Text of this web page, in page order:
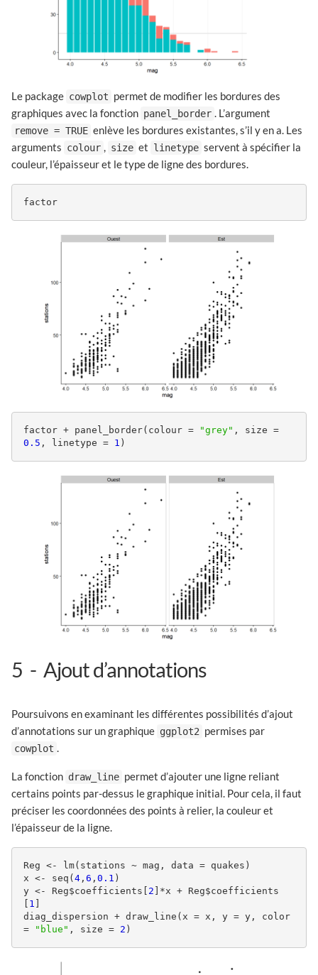
Le package cowplot permet de modifier les bordures des
graphiques avec la fonction panel_border . L’argument
remove = TRUE enlève les bordures existantes, s’il y en a. Les
arguments colour , size et linetype servent à spécifier la
couleur, l’épaisseur et le type de ligne des bordures.
factor
factor + panel_border(colour = "grey"
0.5 , linetype = 1 )
5 Ajout d’annotations
Poursuivons en examinant les différentes possibilités d’ajout
d’annotations sur un graphique ggplot2 permises par
cowplot .
La fonction draw_line permet d’ajouter une ligne reliant
certains points par-dessus le graphique initial. Pour cela, il faut
préciser les coordonnées des points à relier, la couleur et
l’épaisseur de la ligne.
Reg <- lm(stations ~ mag, data = quakes)
x <- seq( 4 , 6 , 0.1 )
y <- Reg$coefficients[ 2 ]*x + Reg$coefficients
1
diag_dispersion + draw_line(x = x, y = y, color
=
"blue" , size = 2 )